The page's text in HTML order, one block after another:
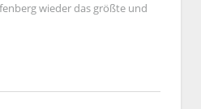
wieder das größte und